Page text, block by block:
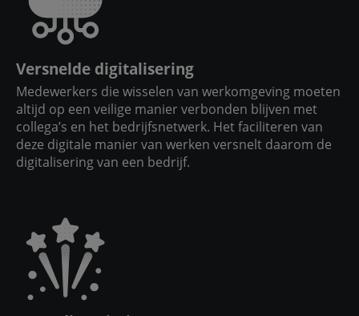
Versnelde digitalisering
Medewerkers die wisselen van werkomgeving moeten
altijd op een veilige manier verbonden blijven met
collega’s en het bedrijfsnetwerk. Het faciliteren van
deze digitale manier van werken versnelt daarom de
digitalisering van een bedrijf.